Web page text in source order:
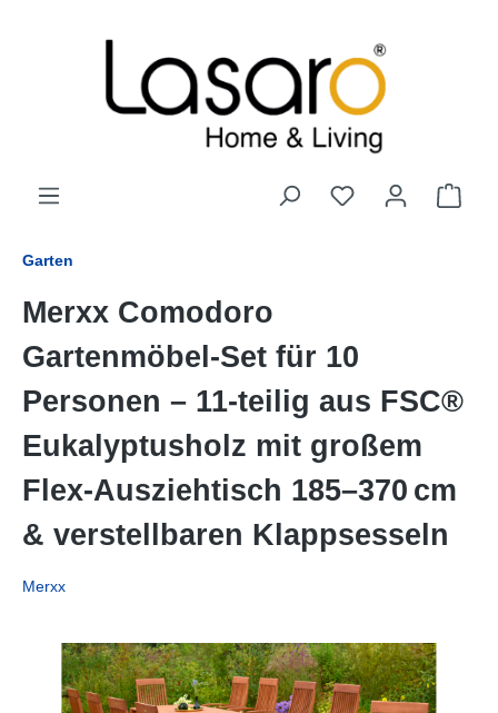
Garten
Merxx Comodoro
Gartenmöbel-Set für 10
Personen – 11-teilig aus FSC®
Eukalyptusholz mit großem
Flex-Ausziehtisch 185–370 cm
& verstellbaren Klappsesseln
Merxx
Bildergalerie überspringen